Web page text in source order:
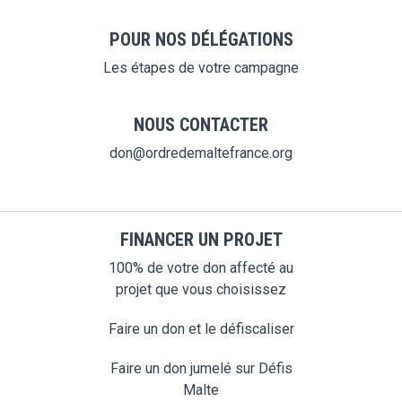
POUR NOS DÉLÉGATIONS
Les étapes de votre campagne
NOUS CONTACTER
don@ordredemaltefrance.org
FINANCER UN PROJET
100% de votre don affecté au
projet que vous choisissez
Faire un don et le défiscaliser
Faire un don jumelé sur Défis
Malte